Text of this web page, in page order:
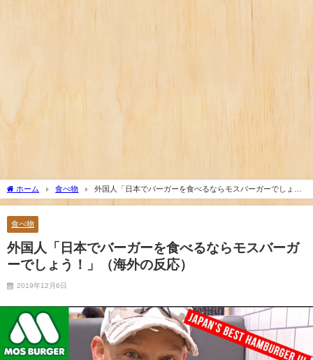
外国人「親子丼という日本の料理の直訳を知ってしまっ
外国人「親子丼という日本の料理の直訳を知ってしまっ
た…」
海外「日本の甲子園で飛び出した高校生とは思えないハイレ
海外「凄すぎる！」折り紙と並ぶあの日本の偉大な発明に海
外がびっくり仰天
外国人「アンチがいない女性アニメキャラといえば誰が思い
浮かぶ？」
海外「日本は戦勝国なんだよ」 戦後の日本人の特別な生き様
に各国から称賛の声
海外「日本が正しい！」優しい日本人に甘える外国人に海外
が大騒ぎ
なる？」
外国人「東京で謎の動物を見たんだけどコイツの正体分か
る？」
海外「さすが日本！」日本とドイツの仕事効率の差が分かる
数字に海外が大騒ぎ
ホーム 食べ物
外国人「日本でバーガーを食べるならモスバーガーでしょ
う！」（海外の反応）
食べ物
外国人「日本でバーガーを食べるならモスバーガ
ーでしょう！」（海外の反応）
2019年12月6日